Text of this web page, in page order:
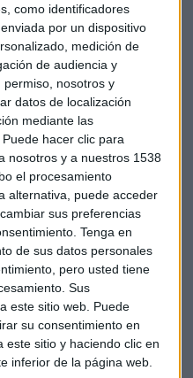
como identificadores
por un dispositivo
medición de
de audiencia y
permiso, nosotros y
datos de localización
mediante las
hacer clic para
nosotros y a nuestros 1538
el procesamiento
alternativa, puede acceder
sus preferencias
Tenga en
de sus datos personales
pero usted tiene
Sus
este sitio web. Puede
su consentimiento en
este sitio y haciendo clic en
inferior de la página web.
La IA le arrebata el
en España llevan el
del 40% ¿Qué
europea en bolsa pasó de la
farmacéutica Novo
más que su país, se ha
valiosa de todo el Viejo
bursátil aLouis
farmacéutica con sede en
y sumarket cap
se sitúa en
buenas y sus cosas